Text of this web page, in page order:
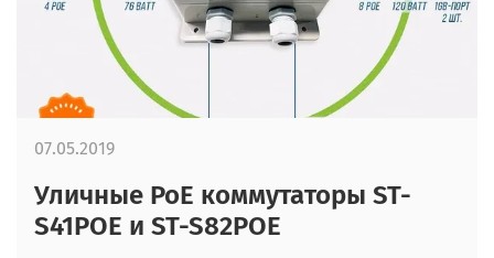
Уличные PoE коммутаторы ST-
S41POE и ST-S82POE
07.05.2019